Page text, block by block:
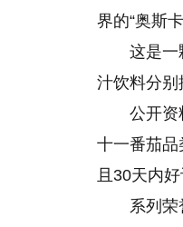
界的“奥斯
这是一
汁饮料分
公开资
十一番茄品
且30天内
系列